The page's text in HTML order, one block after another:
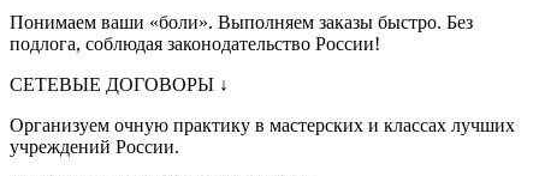
Понимаем ваши «боли». Выполняем заказы быстро. Без
подлога, соблюдая законодательство России!
СЕТЕВЫЕ ДОГОВОРЫ ↓
Организуем очную практику в мастерских и классах лучших
учреждений России.